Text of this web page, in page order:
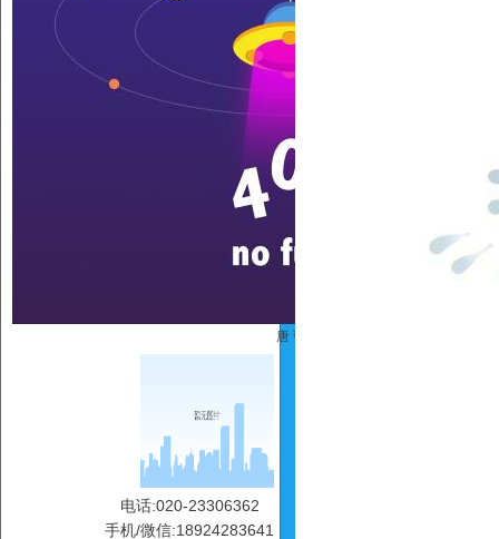
唐 弘
电话:020-23306362
手机/微信:18924283641